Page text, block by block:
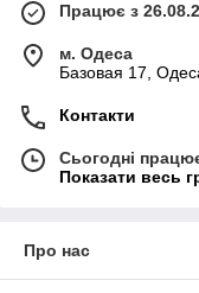
Працює з
м. Одеса
Базовая 17,
Контакти
Сьогодні
Показати весь
Про нас